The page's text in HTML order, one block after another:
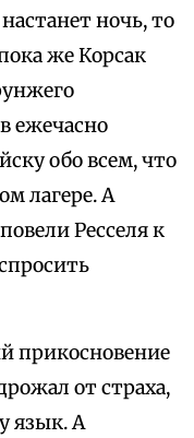
ночь, то
же Корсак
ежечасно
обо всем, что
лагере. А
Ресселя к
прикосновение
от страха,
язык. А